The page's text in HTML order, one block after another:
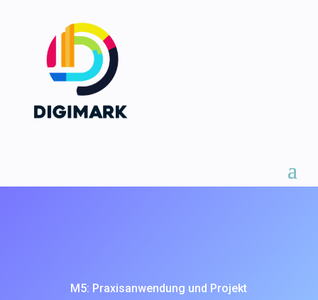
M5: Praxisanwendung und Projekt